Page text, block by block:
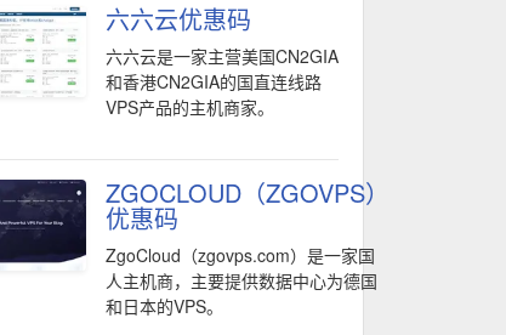
六六云优惠码
六六云是一家主营美国CN2GIA
和香港CN2GIA的国直连线路
VPS产品的主机商家。
ZGOCLOUD（ZGOVPS）
优惠码
ZgoCloud（zgovps.com）是一家国
人主机商，主要提供数据中心为德国
和日本的VPS。